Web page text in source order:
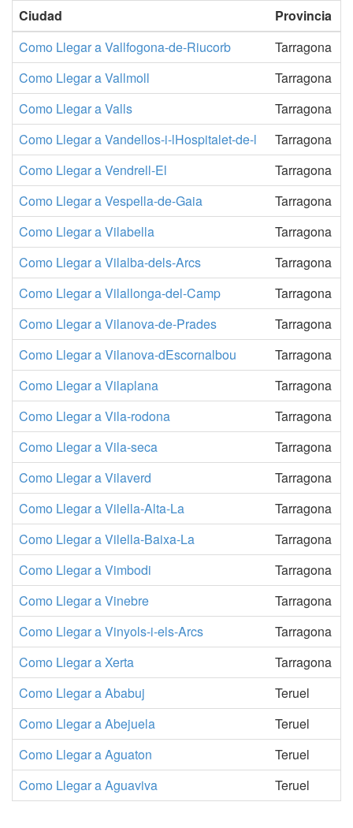
Ciudad
Provincia
Como Llegar a Vallfogona-de-Riucorb
Tarragona
Como Llegar a Vallmoll
Tarragona
Como Llegar a Valls
Tarragona
Como Llegar a Vandellos-i-lHospitalet-de-l
Tarragona
Como Llegar a Vendrell-El
Tarragona
Como Llegar a Vespella-de-Gaia
Tarragona
Como Llegar a Vilabella
Tarragona
Como Llegar a Vilalba-dels-Arcs
Tarragona
Como Llegar a Vilallonga-del-Camp
Tarragona
Como Llegar a Vilanova-de-Prades
Tarragona
Como Llegar a Vilanova-dEscornalbou
Tarragona
Como Llegar a Vilaplana
Tarragona
Como Llegar a Vila-rodona
Tarragona
Como Llegar a Vila-seca
Tarragona
Como Llegar a Vilaverd
Tarragona
Como Llegar a Vilella-Alta-La
Tarragona
Como Llegar a Vilella-Baixa-La
Tarragona
Como Llegar a Vimbodi
Tarragona
Como Llegar a Vinebre
Tarragona
Como Llegar a Vinyols-i-els-Arcs
Tarragona
Como Llegar a Xerta
Tarragona
Como Llegar a Ababuj
Teruel
Como Llegar a Abejuela
Teruel
Como Llegar a Aguaton
Teruel
Como Llegar a Aguaviva
Teruel